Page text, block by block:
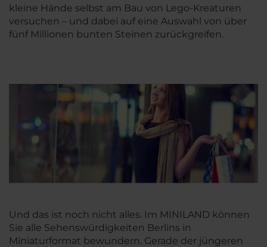
kleine Hände selbst am Bau von Lego-Kreaturen
versuchen – und dabei auf eine Auswahl von über
fünf Millionen bunten Steinen zurückgreifen.
Und das ist noch nicht alles. Im MINILAND können
Sie alle Sehenswürdigkeiten Berlins in
Miniaturformat bewundern. Gerade der jüngeren